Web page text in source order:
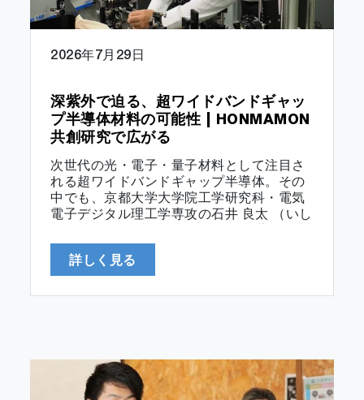
2026年7月29日
深紫外で迫る、超ワイドバンドギャッ
プ半導体材料の可能性 | HONMAMON
共創研究で広がる
次世代の光・電子・量子材料として注目さ
れる超ワイドバンドギャップ半導体。その
中でも、京都大学大学院工学研究科・電気
電子デジタル理工学専攻の石井 良太 （いし
ャップ半導体窒化アルミニウムの光・電子
詳しく見る